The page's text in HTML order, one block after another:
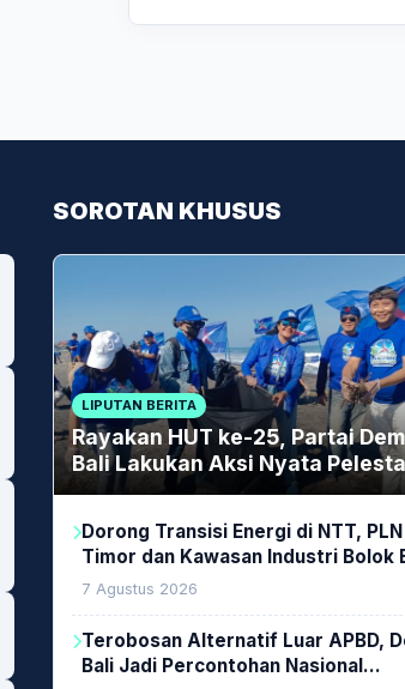
SOROTAN KHUSUS
LIPUTAN BERITA
Rayakan HUT ke-25, Partai
Bali Lakukan Aksi Nyata
Lingkungan
Dorong Transisi Energi di NTT, PLN
Timor dan Kawasan Industri Bolok
Peluang Investasi Woodchip untuk
7 Agustus 2026
Terobosan Alternatif Luar APBD,
Bali Jadi Percontohan Nasional